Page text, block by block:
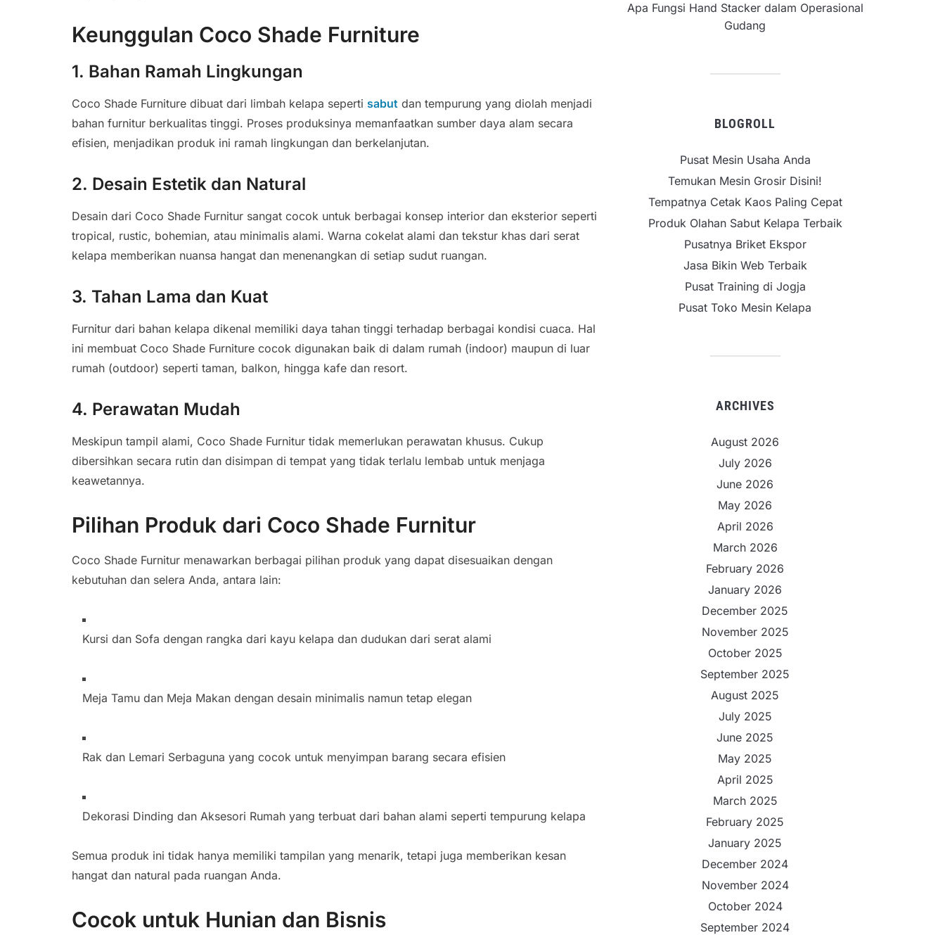
Keunggulan Coco Shade Furniture
1. Bahan Ramah Lingkungan
Coco Shade Furniture dibuat dari limbah kelapa seperti sabut dan tempurung yang diolah menjadi
bahan furnitur berkualitas tinggi. Proses produksinya memanfaatkan sumber daya alam secara
efisien, menjadikan produk ini ramah lingkungan dan berkelanjutan.
2. Desain Estetik dan Natural
Desain dari Coco Shade Furnitur sangat cocok untuk berbagai konsep interior dan eksterior seperti
tropical, rustic, bohemian, atau minimalis alami. Warna cokelat alami dan tekstur khas dari serat
kelapa memberikan nuansa hangat dan menenangkan di setiap sudut ruangan.
3. Tahan Lama dan Kuat
Furnitur dari bahan kelapa dikenal memiliki daya tahan tinggi terhadap berbagai kondisi cuaca. Hal
ini membuat Coco Shade Furniture cocok digunakan baik di dalam rumah (indoor) maupun di luar
rumah (outdoor) seperti taman, balkon, hingga kafe dan resort.
4. Perawatan Mudah
Meskipun tampil alami, Coco Shade Furnitur tidak memerlukan perawatan khusus. Cukup
dibersihkan secara rutin dan disimpan di tempat yang tidak terlalu lembab untuk menjaga
keawetannya.
Pilihan Produk dari Coco Shade Furnitur
Coco Shade Furnitur menawarkan berbagai pilihan produk yang dapat disesuaikan dengan
kebutuhan dan selera Anda, antara lain:
Kursi dan Sofa dengan rangka dari kayu kelapa dan dudukan dari serat alami
Meja Tamu dan Meja Makan dengan desain minimalis namun tetap elegan
Rak dan Lemari Serbaguna yang cocok untuk menyimpan barang secara efisien
Dekorasi Dinding dan Aksesori Rumah yang terbuat dari bahan alami seperti tempurung kelapa
Semua produk ini tidak hanya memiliki tampilan yang menarik, tetapi juga memberikan kesan
hangat dan natural pada ruangan Anda.
Cocok untuk Hunian dan Bisnis
Apa Fungsi Hand Stacker dalam Operasional
Gudang
BLOGROLL
Pusat Mesin Usaha Anda
Temukan Mesin Grosir Disini!
Tempatnya Cetak Kaos Paling Cepat
Produk Olahan Sabut Kelapa Terbaik
Pusatnya Briket Ekspor
Jasa Bikin Web Terbaik
Pusat Training di Jogja
Pusat Toko Mesin Kelapa
ARCHIVES
August 2026
July 2026
June 2026
May 2026
April 2026
March 2026
February 2026
January 2026
December 2025
November 2025
October 2025
September 2025
August 2025
July 2025
June 2025
May 2025
April 2025
March 2025
February 2025
January 2025
December 2024
November 2024
October 2024
September 2024